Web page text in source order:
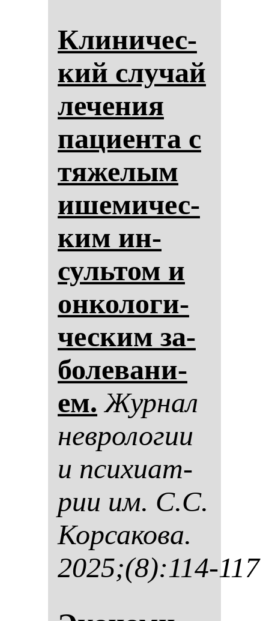
Кли­ни­чес­
кий слу­чай
ле­че­ния
па­ци­ен­та с
тя­же­лым
ише­ми­чес­
ким ин­
суль­том и
он­ко­ло­ги­
чес­ким за­
бо­ле­ва­ни­
ем. Жур­нал
нев­ро­ло­гии
и пси­хи­ат­
рии им. С.С.
Кор­са­ко­ва.
2025;(8):114-117